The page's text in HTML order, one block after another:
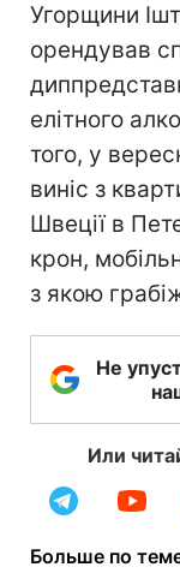
Угорщини
орендував
елітного
того, у
виніс з
Швеції в
крон,
з якою
Не
Или
Больше по